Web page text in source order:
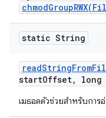
static String
readStringFrom
startOffset, long
เมธอดตัวช่วยสำหรับการ